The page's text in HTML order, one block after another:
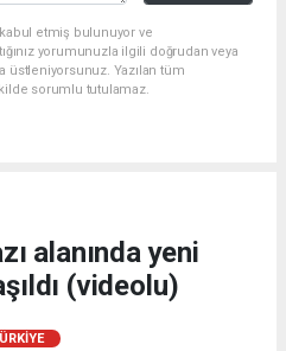
kabul etmiş bulunuyor ve
yorumunuzla ilgili doğrudan veya
üstleniyorsunuz. Yazılan tüm
sorumlu tutulamaz.
alanında yeni
(videolu)